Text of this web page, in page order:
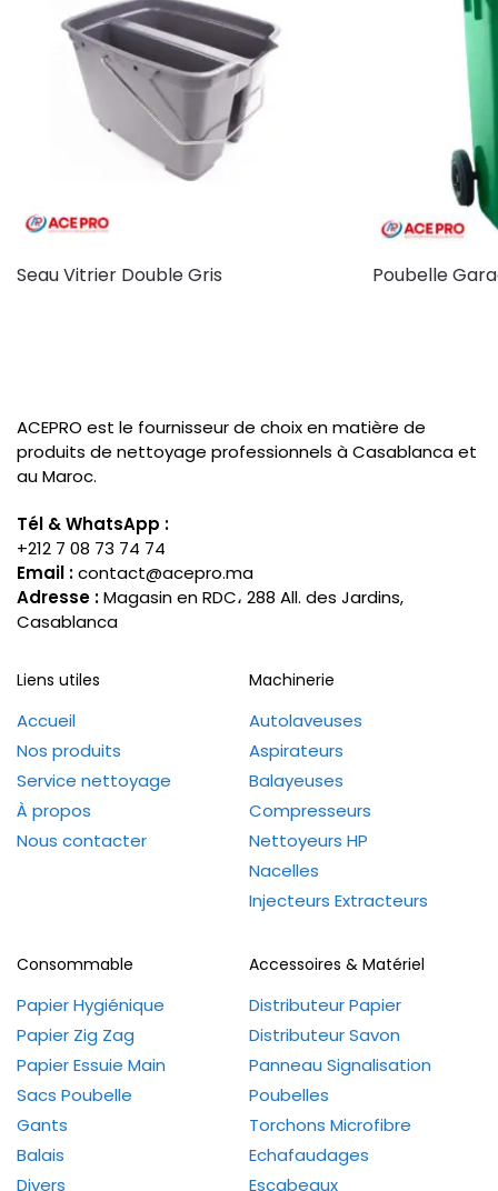
Seau Vitrier Double Gris Poubelle
ACEPRO est le fournisseur de choix en matière de
produits de nettoyage professionnels à Casablanca et
au Maroc.
Tél & WhatsApp :
+212 7 08 73 74 74
Email :contact@acepro.ma
Adresse :Magasin en RDC، 288 All. des Jardins,
Casablanca
Liens utiles
Accueil
Nos produits
Service nettoyage
À propos
Nous contacter
Machinerie
Autolaveuses
Aspirateurs
Balayeuses
Compresseurs
Nettoyeurs HP
Nacelles
Injecteurs Extracteurs
Consommable
Papier Hygiénique
Papier Zig Zag
Papier Essuie Main
Sacs Poubelle
Gants
Balais
Divers
Accessoires & Matériel
Distributeur Papier
Distributeur Savon
Panneau Signalisation
Poubelles
Torchons Microfibre
Echafaudages
Escabeaux